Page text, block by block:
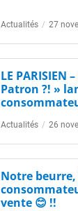
Actualités / 27
LE PARISIEN
Patron ?! »
Actualités / 26
Notre
vente 😊 !!